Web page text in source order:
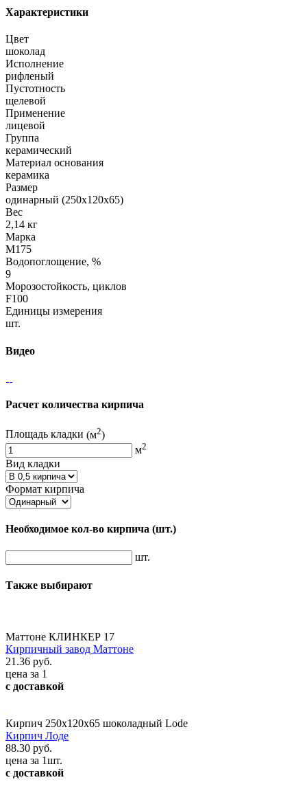
Характеристики
Цвет
шоколад
Исполнение
рифленый
Пустотность
щелевой
Применение
лицевой
Группа
керамический
Материал основания
керамика
Размер
одинарный (250х120х65)
Вес
2,14 кг
Марка
М175
Водопоглощение, %
9
Морозостойкость, циклов
F100
Единицы измерения
шт.
Видео
Расчет количества кирпича
Площадь кладки (м2)
м2
Вид кладки
Формат кирпича
Необходимое кол-во кирпича (шт.)
шт.
Также выбирают
Маттоне КЛИНКЕР 17
Кирпичный завод Маттоне
21.36 руб.
цена за 1
с доставкой
Кирпич 250x120x65 шоколадный Lode
Кирпич Лоде
88.30 руб.
цена за 1шт.
с доставкой